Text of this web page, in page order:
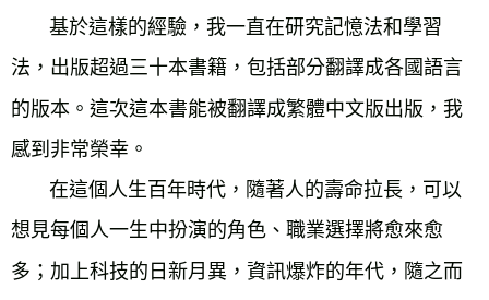
基於這樣的經驗，我一直在研究記憶法和學習
法，出版超過三十本書籍，包括部分翻譯成各國語言
的版本。這次這本書能被翻譯成繁體中文版出版，我
感到非常榮幸。
在這個人生百年時代，隨著人的壽命拉長，可以
想見每個人一生中扮演的角色、職業選擇將愈來愈
多；加上科技的日新月異，資訊爆炸的年代，隨之而